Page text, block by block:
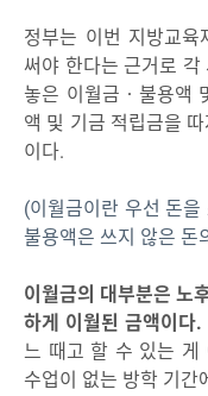
정부는 이번 지방교육
써야 한다는 근거로
놓은 이월금‧불용액
액 및 기금 적립금을
이다.
(이월금이란 우선 돈
불용액은 쓰지 않은 돈
이월금의 대부분은 노
하게 이월된 금액이다.
느 때고 할 수 있는 게
수업이 없는 방학 기간